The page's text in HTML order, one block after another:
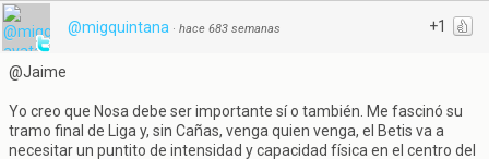
+1
@migquintana · hace 683 semanas
@Jaime
Yo creo que Nosa debe ser importante sí o también. Me fascinó su
tramo final de Liga y, sin Cañas, venga quien venga, el Betis va a
necesitar un puntito de intensidad y capacidad física en el centro del